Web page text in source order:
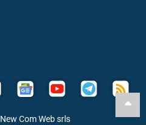
New Com Web srls